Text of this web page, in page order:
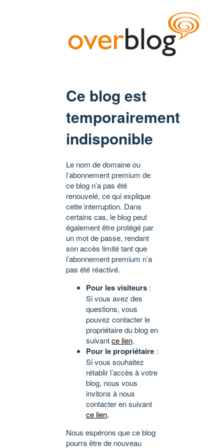
Ce blog est
temporairement
indisponible
Le nom de domaine ou
l’abonnement premium de
ce blog n’a pas été
renouvelé, ce qui explique
cette interruption. Dans
certains cas, le blog peut
également être protégé par
un mot de passe, rendant
son accès limité tant que
l’abonnement premium n’a
pas été réactivé.
Pour les visiteurs :
Si vous avez des
questions, vous
pouvez contacter le
propriétaire du blog en
suivantce lien.
Pour le propriétaire :
Si vous souhaitez
rétablir l’accès à votre
blog, nous vous
invitons à nous
contacter en suivant
ce lien.
Nous espérons que ce blog
pourra être de nouveau